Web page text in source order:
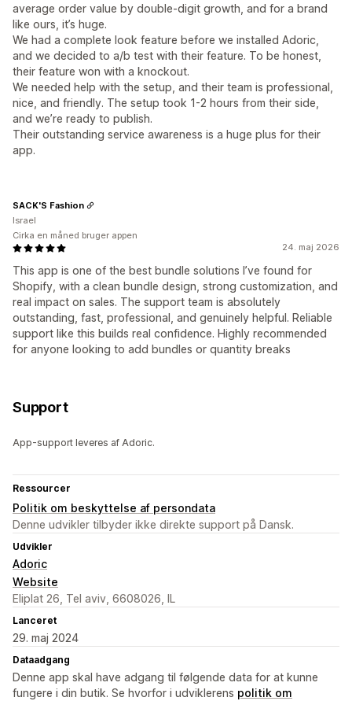
average order value by double-digit growth, and for a brand
like ours, it’s huge.
We had a complete look feature before we installed Adoric,
and we decided to a/b test with their feature. To be honest,
their feature won with a knockout.
We needed help with the setup, and their team is professional,
nice, and friendly. The setup took 1-2 hours from their side,
and we’re ready to publish.
Their outstanding service awareness is a huge plus for their
app.
24. maj 2026
This app is one of the best bundle solutions I’ve found for
Shopify, with a clean bundle design, strong customization, and
real impact on sales. The support team is absolutely
outstanding, fast, professional, and genuinely helpful. Reliable
support like this builds real confidence. Highly recommended
for anyone looking to add bundles or quantity breaks
SACK'S Fashion
Israel
Cirka en måned bruger appen
Support
App-support leveres af Adoric.
Ressourcer
Politik om beskyttelse af persondata
Denne udvikler tilbyder ikke direkte support på Dansk.
Udvikler
Adoric
Website
Eliplat 26, Tel aviv, 6608026, IL
Lanceret
29. maj 2024
Dataadgang
Denne app skal have adgang til følgende data for at kunne
fungere i din butik. Se hvorfor i udviklerens politik om